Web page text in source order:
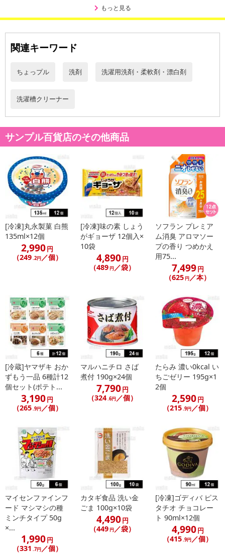
本品は、強力な発砲によりカビをしっかり剥がし落とす洗濯槽クリ
ーナーです。
で、洗濯槽の内側に溜まっている汚れを根こそぎごっそり剥がし落
とします。
注意事項
【キャンセルについて】
※お申込み後のキャンセルはお受けできません。
もっと見る
関連キーワード
ちょっプル 洗剤 洗濯用洗剤・柔軟剤・漂白剤
洗濯槽クリーナー
サンプル百貨店のその他商品
[冷凍]丸永製菓 白熊
135ml×12個
2,990円
（249.2円／個）
[冷凍]味の素 しょう
がギョーザ 12個入×
10袋
4,890円
（489 円 ／袋）
ソフラン プレミア
ム消臭 アロマソー
プの香り つめかえ
用75...
7,499円
（625 円 ／本）
[冷蔵]ヤマザキ おか
ずもう一品 6種計12
個セット(ポテト...
3,190円
（265.9円／個）
マルハニチロ さば
煮付 190g×24個
7,790円
（324.6円／個）
たらみ 濃い0kcal い
ちごゼリー 195g×1
2個
2,590円
（215.9円／個）
マイセンファインフ
ード マシマシの種
ミンチタイプ 50g
×...
1,990円
（331 .7円／個）
カタギ食品 洗い金
ごま 100g×10袋
4,490円
（449 円／袋）
[冷凍]ゴディバ ピス
タチオ チョコレー
ト 90ml×12個
4,990円
（415.9円／個）